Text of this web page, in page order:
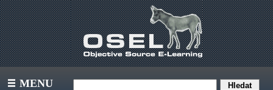
III MENU